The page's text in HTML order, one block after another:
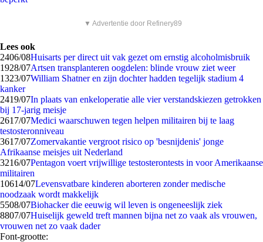
▼ Advertentie door Refinery89
Lees ook
2406/08Huisarts per direct uit vak gezet om ernstig alcoholmisbruik
1928/07Artsen transplanteren oogdelen: blinde vrouw ziet weer
1323/07William Shatner en zijn dochter hadden tegelijk stadium 4
kanker
2419/07In plaats van enkeloperatie alle vier verstandskiezen getrokken
bij 17-jarig meisje
2617/07Medici waarschuwen tegen helpen militairen bij te laag
testosteronniveau
3617/07Zomervakantie vergroot risico op 'besnijdenis' jonge
Afrikaanse meisjes uit Nederland
3216/07Pentagon voert vrijwillige testosterontests in voor Amerikaanse
militairen
10614/07Levensvatbare kinderen aborteren zonder medische
noodzaak wordt makkelijk
5508/07Biohacker die eeuwig wil leven is ongeneeslijk ziek
8807/07Huiselijk geweld treft mannen bijna net zo vaak als vrouwen,
vrouwen net zo vaak dader
Font-grootte: